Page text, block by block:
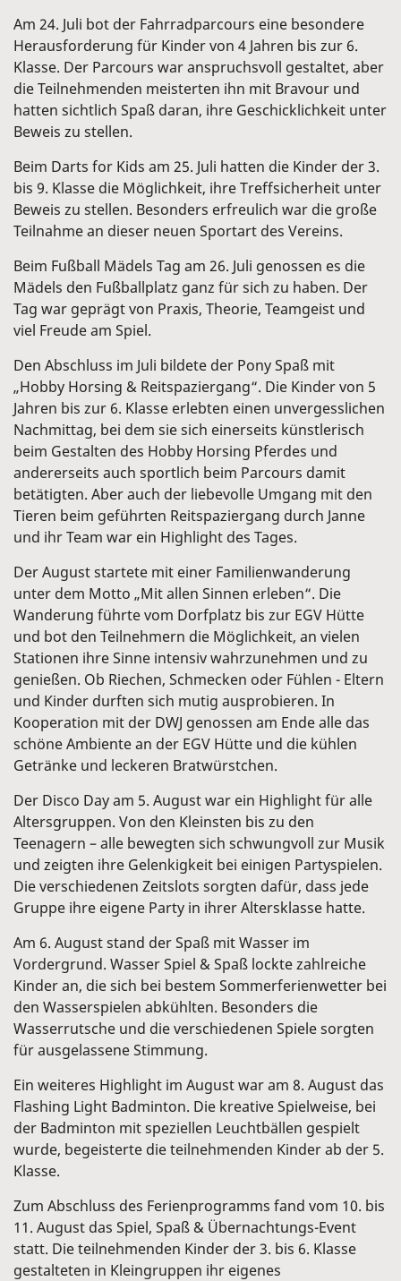
Am 24. Juli bot der Fahrradparcours eine besondere
Herausforderung für Kinder von 4 Jahren bis zur 6.
Klasse. Der Parcours war anspruchsvoll gestaltet, aber
die Teilnehmenden meisterten ihn mit Bravour und
hatten sichtlich Spaß daran, ihre Geschicklichkeit unter
Beweis zu stellen.
Beim Darts for Kids am 25. Juli hatten die Kinder der 3.
bis 9. Klasse die Möglichkeit, ihre Treffsicherheit unter
Beweis zu stellen. Besonders erfreulich war die große
Teilnahme an dieser neuen Sportart des Vereins.
Beim Fußball Mädels Tag am 26. Juli genossen es die
Mädels den Fußballplatz ganz für sich zu haben. Der
Tag war geprägt von Praxis, Theorie, Teamgeist und
viel Freude am Spiel.
Den Abschluss im Juli bildete der Pony Spaß mit
„Hobby Horsing & Reitspaziergang“. Die Kinder von 5
Jahren bis zur 6. Klasse erlebten einen unvergesslichen
Nachmittag, bei dem sie sich einerseits künstlerisch
beim Gestalten des Hobby Horsing Pferdes und
andererseits auch sportlich beim Parcours damit
betätigten. Aber auch der liebevolle Umgang mit den
Tieren beim geführten Reitspaziergang durch Janne
und ihr Team war ein Highlight des Tages.
Der August startete mit einer Familienwanderung
unter dem Motto „Mit allen Sinnen erleben“. Die
Wanderung führte vom Dorfplatz bis zur EGV Hütte
und bot den Teilnehmern die Möglichkeit, an vielen
Stationen ihre Sinne intensiv wahrzunehmen und zu
genießen. Ob Riechen, Schmecken oder Fühlen - Eltern
und Kinder durften sich mutig ausprobieren. In
Kooperation mit der DWJ genossen am Ende alle das
schöne Ambiente an der EGV Hütte und die kühlen
Getränke und leckeren Bratwürstchen.
Der Disco Day am 5. August war ein Highlight für alle
Altersgruppen. Von den Kleinsten bis zu den
Teenagern – alle bewegten sich schwungvoll zur Musik
und zeigten ihre Gelenkigkeit bei einigen Partyspielen.
Die verschiedenen Zeitslots sorgten dafür, dass jede
Gruppe ihre eigene Party in ihrer Altersklasse hatte.
Am 6. August stand der Spaß mit Wasser im
Vordergrund. Wasser Spiel & Spaß lockte zahlreiche
Kinder an, die sich bei bestem Sommerferienwetter bei
den Wasserspielen abkühlten. Besonders die
Wasserrutsche und die verschiedenen Spiele sorgten
für ausgelassene Stimmung.
Ein weiteres Highlight im August war am 8. August das
Flashing Light Badminton. Die kreative Spielweise, bei
der Badminton mit speziellen Leuchtbällen gespielt
wurde, begeisterte die teilnehmenden Kinder ab der 5.
Klasse.
Zum Abschluss des Ferienprogramms fand vom 10. bis
11. August das Spiel, Spaß & Übernachtungs-Event
statt. Die teilnehmenden Kinder der 3. bis 6. Klasse
gestalteten in Kleingruppen ihr eigenes